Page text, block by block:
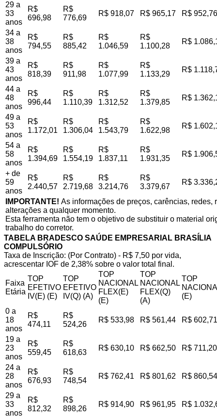
29 a
33
anos
R$
696,98
R$
776,69
R$ 918,07 R$ 965,17 R$ 952,76
34 a
38
anos
R$
794,55
R$
885,42
R$
1.046,59
R$
1.100,28
R$
39 a
43
anos
R$
818,39
R$
911,98
R$
1.077,99
R$
1.133,29
R$
44 a
48
anos
R$
996,44
R$
1.110,39
R$
1.312,52
R$
1.379,85
R$
49 a
53
anos
R$
1.172,01
R$
1.306,04
R$
1.543,79
R$
1.622,98
R$
54 a
58
anos
R$
1.394,69
R$
1.554,19
R$
1.837,11
R$
1.931,35
R$
+ de
59
anos
R$
2.440,57
R$
2.719,68
R$
3.214,76
R$
3.379,67
R$
IMPORTANTE! As informações de preços, carências,
alterações a qualquer momento.
Esta ferramenta não tem o objetivo de substituir o material
trabalho do corretor.
TABELA BRADESCO SAÚDE EMPRESARIAL BRASÍLIA
COMPULSÓRIO
Taxa de Inscrição: (Por Contrato) - R$ 7,50 por vida,
acrescentar IOF de 2,38% sobre o valor total final.
Faixa
Etária
TOP
EFETIVO
IV(E) (E)
TOP
EFETIVO
IV(Q) (A)
TOP
NACIONAL
FLEX(E)
(E)
TOP
NACIONAL
FLEX(Q)
(A)
TOP
(E)
0 a
18
anos
R$
474,11
R$
524,26
R$ 533,98 R$ 561,44 R$ 602,71
19 a
23
anos
R$
559,45
R$
618,63
R$ 630,10 R$ 662,50 R$ 711,20
24 a
28
anos
R$
676,93
R$
748,54
R$ 762,41 R$ 801,62 R$ 860,54
29 a
33
anos
R$
812,32
R$
898,26
R$ 914,90 R$ 961,95 R$